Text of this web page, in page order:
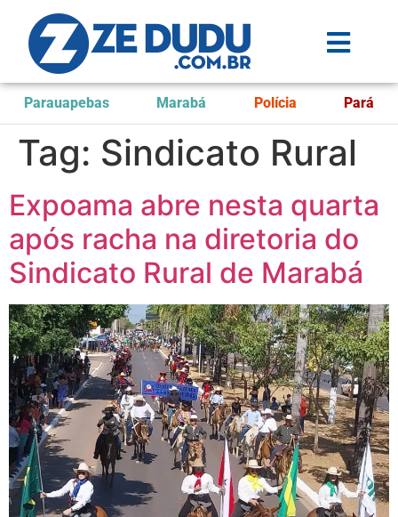
Parauapebas Marabá Polícia Pará
Tag: Sindicato Rural
Expoama abre nesta quarta
após racha na diretoria do
Sindicato Rural de Marabá